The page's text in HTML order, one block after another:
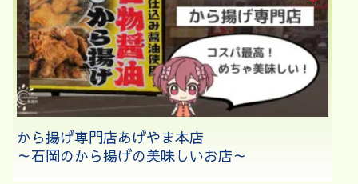
から揚げ専門店あげやま本店
～石岡のから揚げの美味しいお店～